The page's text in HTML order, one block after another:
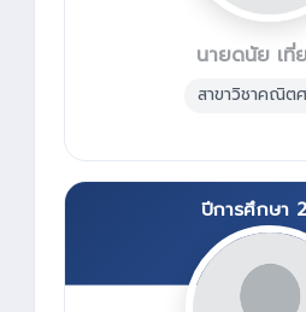
นายดนัย เที่
สาขาวิชาคณิต
ปีการศึกษา